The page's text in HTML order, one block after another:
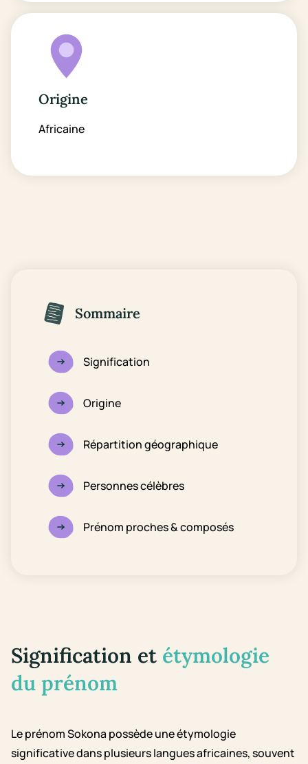
Origine
Africaine
Sommaire
Signification
Origine
Répartition géographique
Personnes célèbres
Prénom proches & composés
Signification et étymologie
du prénom
Le prénom Sokona possède une étymologie
significative dans plusieurs langues africaines, souvent